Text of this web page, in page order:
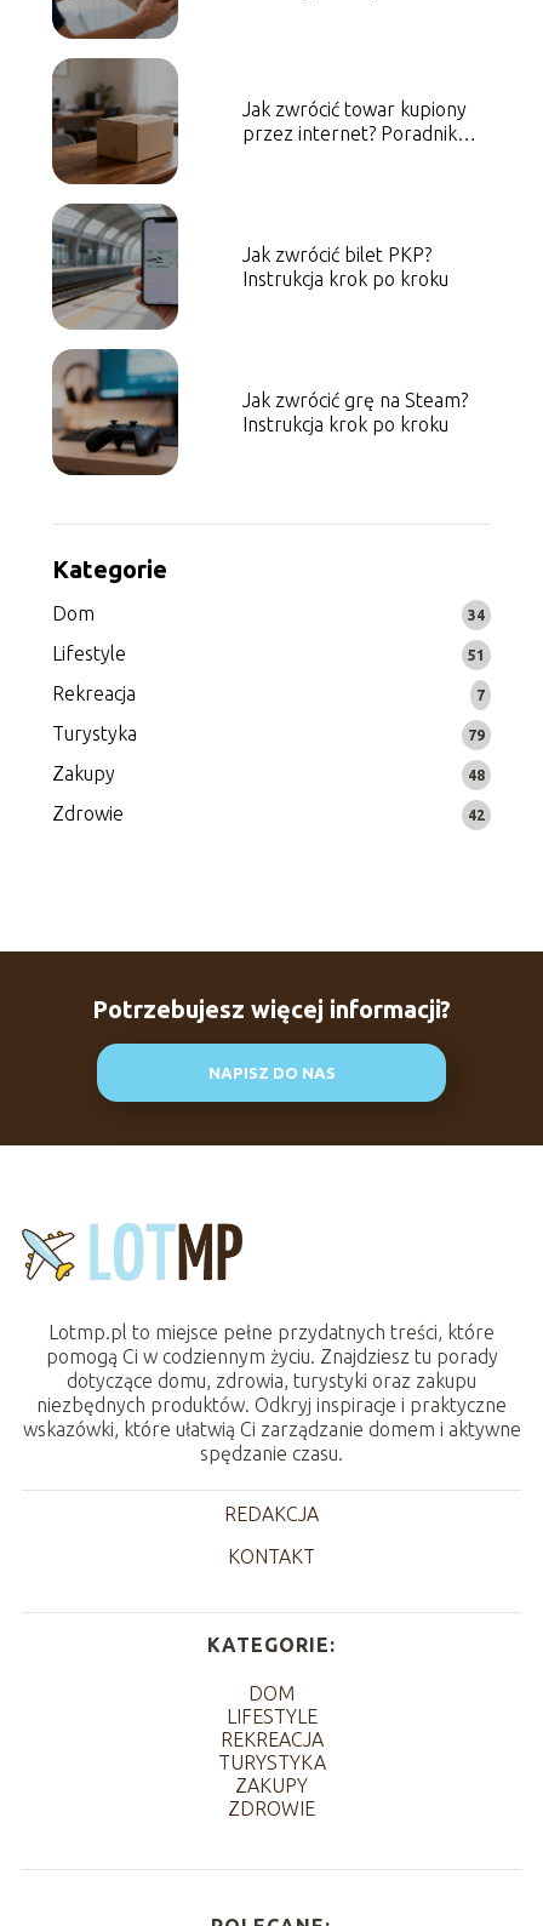
Jak zwrócić towar kupiony
przez internet? Poradnik
Jak zwrócić bilet PKP?
Instrukcja krok po kroku
Jak zwrócić grę na Steam?
Instrukcja krok po kroku
Kategorie
Dom 34
Lifestyle 51
Rekreacja 7
Turystyka 79
Zakupy 48
Zdrowie 42
Potrzebujesz więcej informacji?
NAPISZ DO NAS
Lotmp.pl to miejsce pełne przydatnych treści, które
pomogą Ci w codziennym życiu. Znajdziesz tu porady
dotyczące domu, zdrowia, turystyki oraz zakupu
niezbędnych produktów. Odkryj inspiracje i praktyczne
wskazówki, które ułatwią Ci zarządzanie domem i aktywne
spędzanie czasu.
REDAKCJA
KONTAKT
KATEGORIE:
DOM
LIFESTYLE
REKREACJA
TURYSTYKA
ZAKUPY
ZDROWIE